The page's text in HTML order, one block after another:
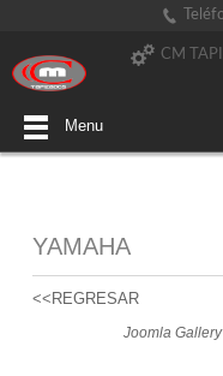
CM
Menu
YAMAHA
<<REGRESAR
Joomla Gallery